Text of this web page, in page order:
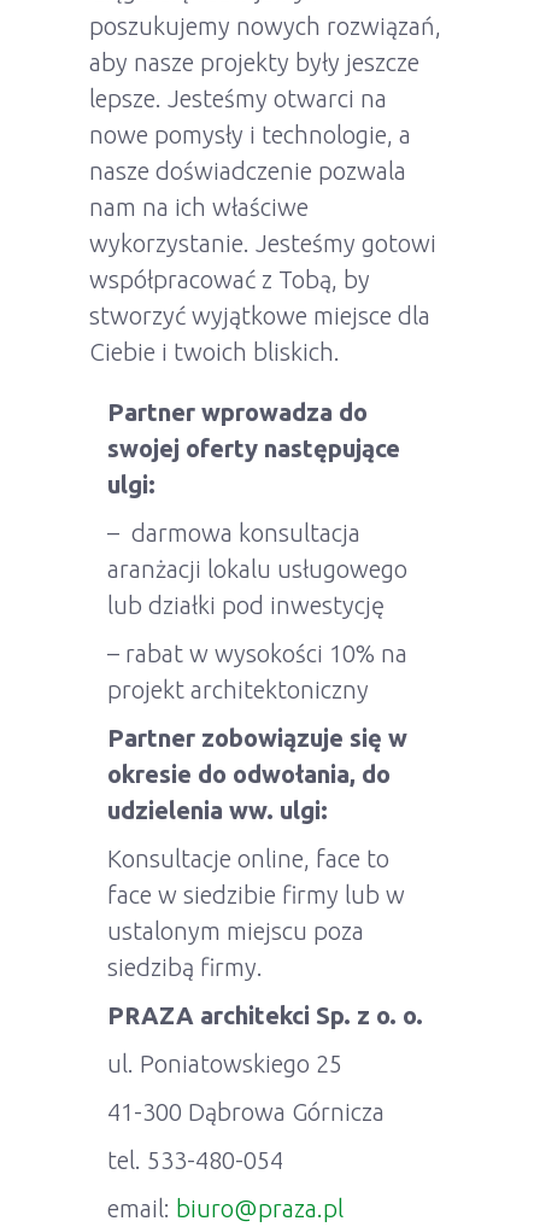
poszukujemy nowych rozwiązań,
aby nasze projekty były jeszcze
lepsze. Jesteśmy otwarci na
nowe pomysły i technologie, a
nasze doświadczenie pozwala
nam na ich właściwe
wykorzystanie. Jesteśmy gotowi
współpracować z Tobą, by
stworzyć wyjątkowe miejsce dla
Ciebie i twoich bliskich.
Partner wprowadza do
swojej oferty następujące
ulgi:
– darmowa konsultacja
aranżacji lokalu usługowego
lub działki pod inwestycję
– rabat w wysokości 10% na
projekt architektoniczny
Partner zobowiązuje się w
okresie do odwołania, do
udzielenia ww. ulgi:
Konsultacje online, face to
face w siedzibie firmy lub w
ustalonym miejscu poza
siedzibą firmy.
PRAZA architekci Sp. z o. o.
ul. Poniatowskiego 25
41-300 Dąbrowa Górnicza
tel. 533-480-054
email: biuro@praza.pl